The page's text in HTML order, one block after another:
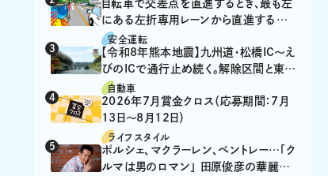
自転車で交差点を直進するとき、最も左
にある左折専用レーンから直進するの
は、違反？
安全運転
【令和8年熊本地震】九州道・松橋IC～え
びのICで通行止め続く。解除区間と東九
州道の迂回ルート
自動車
2026年7月賞金クロス（応募期間：7月
13日～8月12日）
ライフスタイル
ポルシェ、マクラーレン、ベントレー…「ク
ルマは男のロマン」 田原俊彦の華麗な